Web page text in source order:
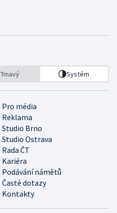
Tmavý Systém
Pro média
Reklama
Studio Brno
Studio Ostrava
Rada ČT
Kariéra
Podávání námětů
Časté dotazy
Kontakty